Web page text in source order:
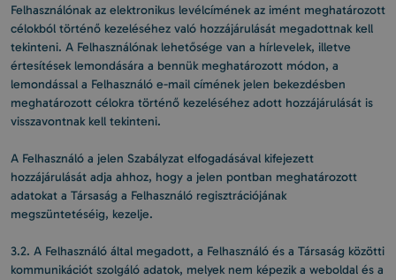
Felhasználónak az elektronikus levélcímének az imént meghatározott
célokból történő kezeléséhez való hozzájárulását megadottnak kell
tekinteni. A Felhasználónak lehetősége van a hírlevelek, illetve
értesítések lemondására a bennük meghatározott módon, a
lemondással a Felhasználó e-mail címének jelen bekezdésben
meghatározott célokra történő kezeléséhez adott hozzájárulását is
visszavontnak kell tekinteni.
A Felhasználó a jelen Szabályzat elfogadásával kifejezett
hozzájárulását adja ahhoz, hogy a jelen pontban meghatározott
adatokat a Társaság a Felhasználó regisztrációjának
megszüntetéséig, kezelje.
3.2. A Felhasználó által megadott, a Felhasználó és a Társaság közötti
kommunikációt szolgáló adatok, melyek nem képezik a weboldal és a